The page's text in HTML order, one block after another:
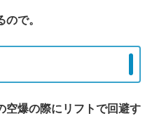
で。
空爆の際にリフトで回避す